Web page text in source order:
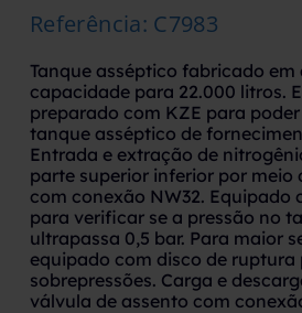
Referência: C7983
Tanque asséptico fabricado em
capacidade para 22.000 litros.
preparado com KZE para
tanque asséptico de
Entrada e extração de
parte superior inferior por meio
com conexão NW32. Equipado
para verificar se a pressão no
ultrapassa 0,5 bar. Para maior
equipado com disco de ruptura
sobrepressões. Carga e
válvula de assento com